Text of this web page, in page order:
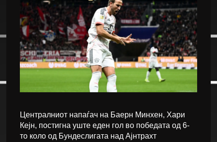
Централниот напаѓач на Баерн Минхен, Хари
Кејн, постигна уште еден гол во победата од 6-
то коло од Бундеслигата над Ајнтрахт